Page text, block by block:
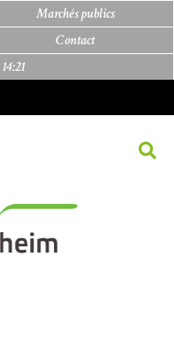
Marchés publics
Contact
14:21